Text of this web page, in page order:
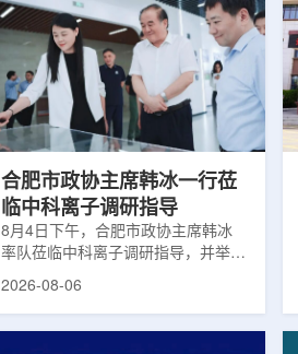
玛格丽特公主医院(图片：Pelow
Media/Adobe Stock)这项 imPACT
评估由国际原子能机构、世界卫生组
织/泛美卫生组织和国际癌症研究机
构共同开展，应巴哈马卫生与健康部
请求进行，重点评估该国癌症防控能
力和实际需求。6月9日至11日，专
合肥市政协主席韩冰一行莅
临中科离子调研指导
8月4日下午，合肥市政协主席韩冰
率队莅临中科离子调研指导，并举行
座谈交流。市人大常委会副主任雍凤
2026-08-06